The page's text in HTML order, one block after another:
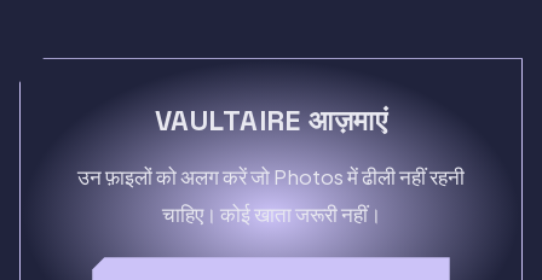
VAULTAIRE आज़माएं
उन फ़ाइलों को अलग करें जो Photos में ढीली नहीं रहनी
चाहिए। कोई खाता जरूरी नहीं।